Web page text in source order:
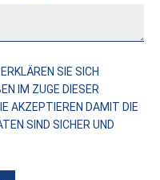
SIE SICH
IM ZUGE DIESER
AKZEPTIEREN DAMIT DIE
SIND SICHER UND